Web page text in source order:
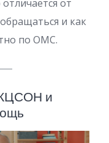
от
и как
по ОМС.
КЦСОН и